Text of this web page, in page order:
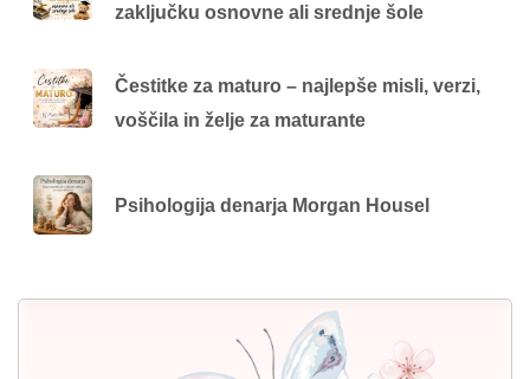
zaključku osnovne ali srednje šole
Čestitke za maturo – najlepše misli, verzi,
voščila in želje za maturante
Psihologija denarja Morgan Housel